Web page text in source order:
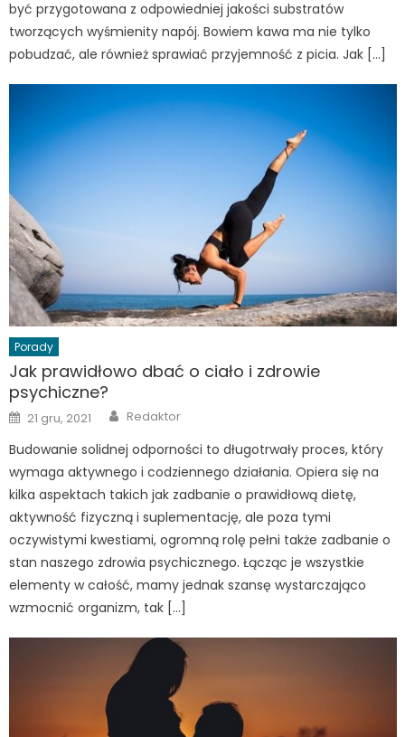
być przygotowana z odpowiedniej jakości substratów
tworzących wyśmienity napój. Bowiem kawa ma nie tylko
pobudzać, ale również sprawiać przyjemność z picia. Jak […]
Porady
Jak prawidłowo dbać o ciało i zdrowie
psychiczne?
Posted
on
21 gru, 2021 Author
Redaktor
Budowanie solidnej odporności to długotrwały proces, który
wymaga aktywnego i codziennego działania. Opiera się na
kilka aspektach takich jak zadbanie o prawidłową dietę,
aktywność fizyczną i suplementację, ale poza tymi
oczywistymi kwestiami, ogromną rolę pełni także zadbanie o
stan naszego zdrowia psychicznego. Łącząc je wszystkie
elementy w całość, mamy jednak szansę wystarczająco
wzmocnić organizm, tak […]